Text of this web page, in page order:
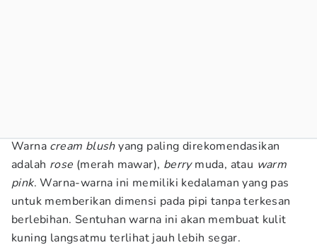
Warna cream blushyang paling direkomendasikan
adalah rose (merah mawar), berrymuda, atau warm
pink. Warna-warna ini memiliki kedalaman yang pas
untuk memberikan dimensi pada pipi tanpa terkesan
berlebihan. Sentuhan warna ini akan membuat kulit
kuning langsatmu terlihat jauh lebih segar.